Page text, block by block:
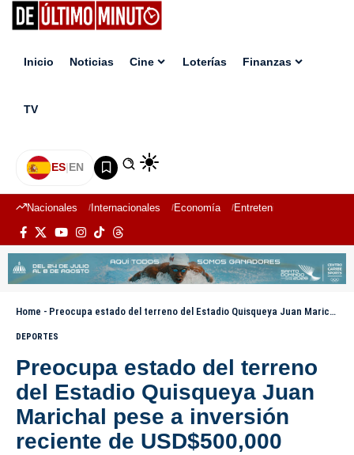
Inicio Noticias Cine Loterías Finanzas
TV
ES|EN
Nacionales Internacionales Economía Entretenimiento
Home - Preocupa estado del terreno del Estadio Quisqueya Juan Marichal pese a inversión reciente de USD$500,000
DEPORTES
Preocupa estado del terreno
del Estadio Quisqueya Juan
Marichal pese a inversión
reciente de USD$500,000